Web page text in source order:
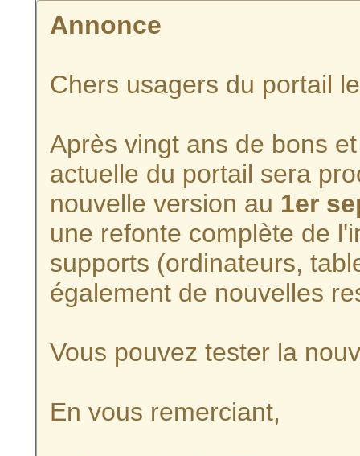
Annonce
Chers usagers du portail
Après vingt ans de bons
actuelle du portail sera
nouvelle version au 1er
une refonte complète de
supports (ordinateurs,
également de nouvelles
Vous pouvez tester la
En vous remerciant,